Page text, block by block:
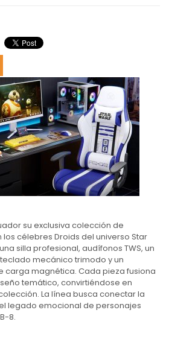
su exclusiva colección de
célebres Droids del universo Star
silla profesional, audífonos TWS, un
mecánico trimodo y un
carga magnética. Cada pieza fusiona
temático, convirtiéndose en
La línea busca conectar la
legado emocional de personajes
8.